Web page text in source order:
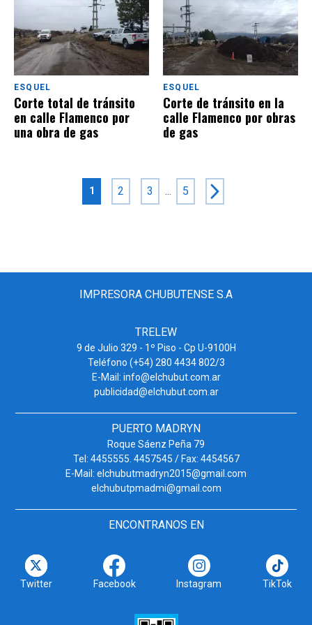
ESQUEL
Corte total de tránsito
en calle Flamenco por
una obra de gas
ESQUEL
Corte de tránsito en la
calle Flamenco por obras
de gas
1 2 3 ... 5
IMPRESORA CHUBUTENSE S.A
TRELEW
9 de Julio 329 - 1º Piso - Cp U-9100H
Teléfono (+54) 280 4434 802/3
E-Mail: info@elchubut.com.ar
publicidad@elchubut.com.ar
PUERTO MADRYN
Roque Sáenz Peña 79
Tel: 4455555. 4457545 / Fax: 4454567
E-Mail: elchubutmadryn2015@gmail.com
elchubutpmadmi@gmail.com
ENCONTRANOS EN
Twitter Facebook Instagram TikTok